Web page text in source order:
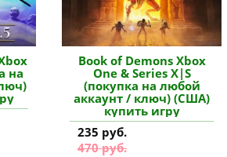
на
Book of Demons Xbox
One & Series X|S
(покупка на любой
аккаунт / ключ) (США)
купить игру
235 руб.
470 руб.